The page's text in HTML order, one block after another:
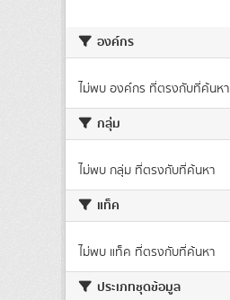
องค์กร
ไม่พบ องค์กร ที่ตรงกับที่ค้นหา
กลุ่ม
ไม่พบ กลุ่ม ที่ตรงกับที่ค้นหา
แท็ค
ไม่พบ แท็ค ที่ตรงกับที่ค้นหา
ประเภทชุดข้อมูล